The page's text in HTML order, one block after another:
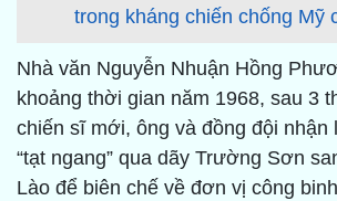
trong kháng chiến chống Mỹ
Nhà văn Nguyễn Nhuận Hồng
khoảng thời gian năm 1968, sau 3
chiến sĩ mới, ông và đồng đội nhận
“tạt ngang” qua dãy Trường Sơn
Lào để biên chế về đơn vị công